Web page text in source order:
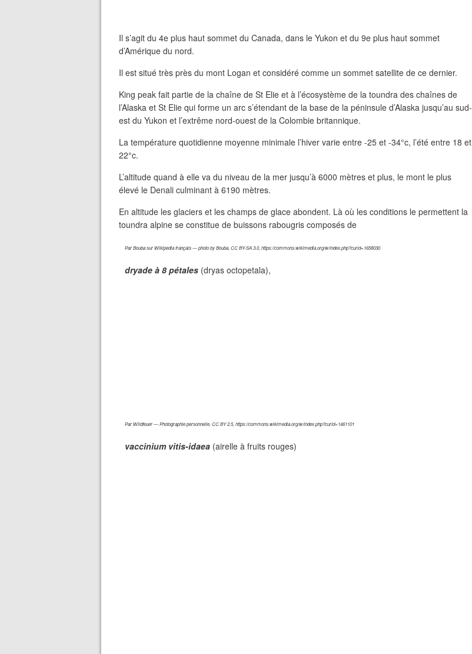
Il s’agit du 4e plus haut sommet du Canada, dans le Yukon et du 9e plus haut sommet
d’Amérique du nord.
Il est situé très près du mont Logan et considéré comme un sommet satellite de ce dernier.
King peak fait partie de la chaîne de St Elie et à l’écosystème de la toundra des chaînes de
l’Alaska et St Elie qui forme un arc s’étendant de la base de la péninsule d’Alaska jusqu’au sud-
est du Yukon et l’extrême nord-ouest de la Colombie britannique.
La température quotidienne moyenne minimale l’hiver varie entre -25 et -34°c, l’été entre 18 et
22°c.
L’altitude quand à elle va du niveau de la mer jusqu’à 6000 mètres et plus, le mont le plus
élevé le Denali culminant à 6190 mètres.
En altitude les glaciers et les champs de glace abondent. Là où les conditions le permettent la
toundra alpine se constitue de buissons rabougris composés de
Par Bouba sur Wikipedia français — photo by Bouba, CC BY-SA 3.0, https://commons.wikimedia.org/w/index.php?curid=1658030
dryade à 8 pétales (dryas octopetala),
Par Wildfeuer — Photographie personnelle, CC BY 2.5, https://commons.wikimedia.org/w/index.php?curid=1461101
vaccinium vitis-idaea (airelle à fruits rouges)